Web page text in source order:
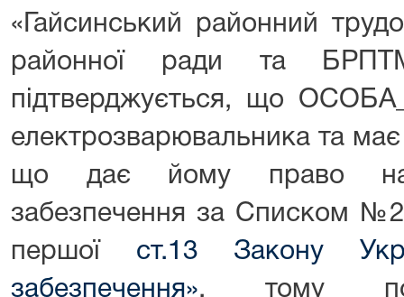
«Гайсинський районний
районної ради та БРПТМ
підтверджується, що
електрозварювальника та
що дає йому право на
забезпечення за Списком №2
першої ст.13 Закону
забезпечення», тому